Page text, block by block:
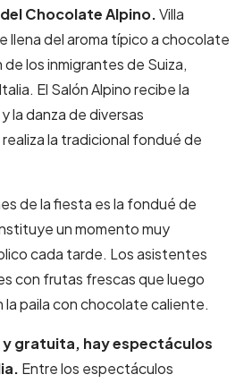
Chocolate Alpino.Villa
llena del aroma típico a chocolate
los inmigrantes de Suiza,
El Salón Alpino recibe la
la danza de diversas
la tradicional fondué de
de la fiesta es la fondué de
un momento muy
cada tarde. Los asistentes
con frutas frescas que luego
la paila con chocolate caliente.
gratuita, hay espectáculos
Entre los espectáculos